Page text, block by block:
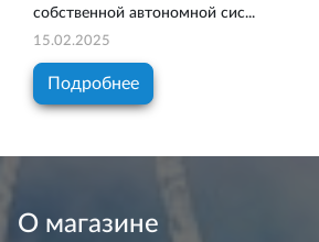
собственной автономной сис...
15.02.2025
Подробнее
О магазине